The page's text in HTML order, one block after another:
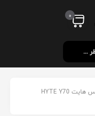
0
کیس هایت HYTE Y70